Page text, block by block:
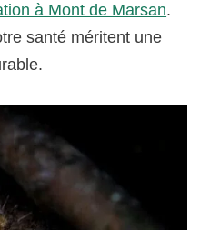
à Mont de Marsan.
santé méritent une